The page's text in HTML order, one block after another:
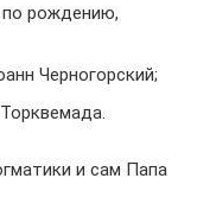
по рождению,
Черногорский;
и сам Папа